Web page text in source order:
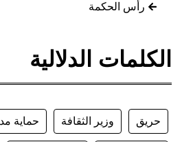
رأس الحكمة
الكلمات الدلالية
حريق وزير الثقافة حماية